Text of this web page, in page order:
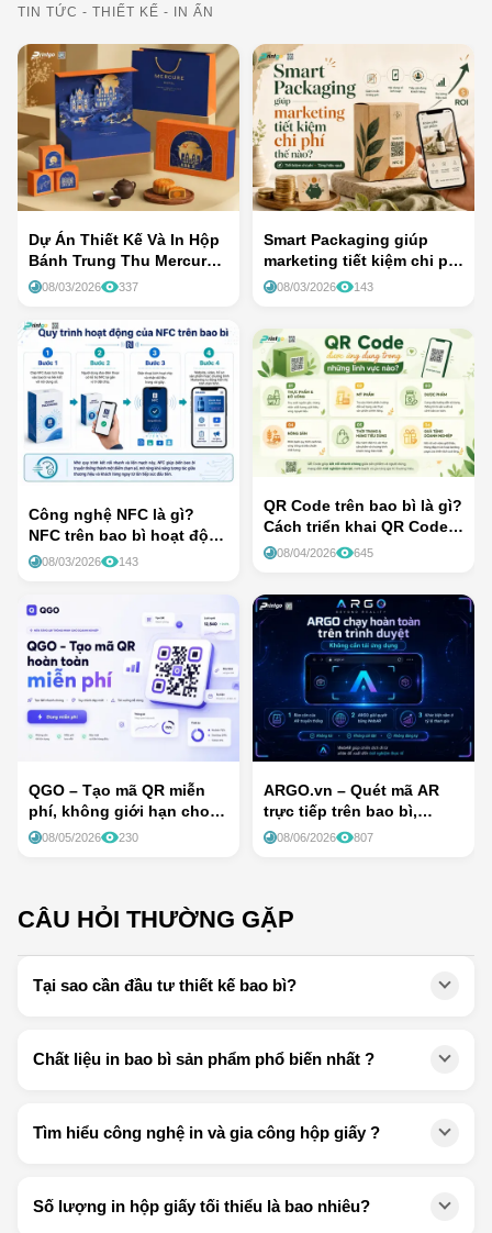
TIN TỨC - THIẾT KẾ - IN ẤN
Dự Án Thiết Kế Và In Hộp
Bánh Trung Thu Mercure
Hotel Danang French
08/03/2026 337
Smart Packaging giúp
marketing tiết kiệm chi phí
thế nào?
08/03/2026 143
Công nghệ NFC là gì?
NFC trên bao bì hoạt động
như thế nào?
08/03/2026 143
QR Code trên bao bì là gì?
Cách triển khai QR Code
trên bao bì hiệu quả cho
08/04/2026 645
QGO – Tạo mã QR miễn
phí, không giới hạn cho
doanh nghiệp
08/05/2026 230
ARGO.vn – Quét mã AR
trực tiếp trên bao bì,
không cần tải app
08/06/2026 807
CÂU HỎI THƯỜNG GẶP
Tại sao cần đầu tư thiết kế bao bì?
Chất liệu in bao bì sản phẩm phổ biến nhất ?
Tìm hiểu công nghệ in và gia công hộp giấy ?
Số lượng in hộp giấy tối thiểu là bao nhiêu?